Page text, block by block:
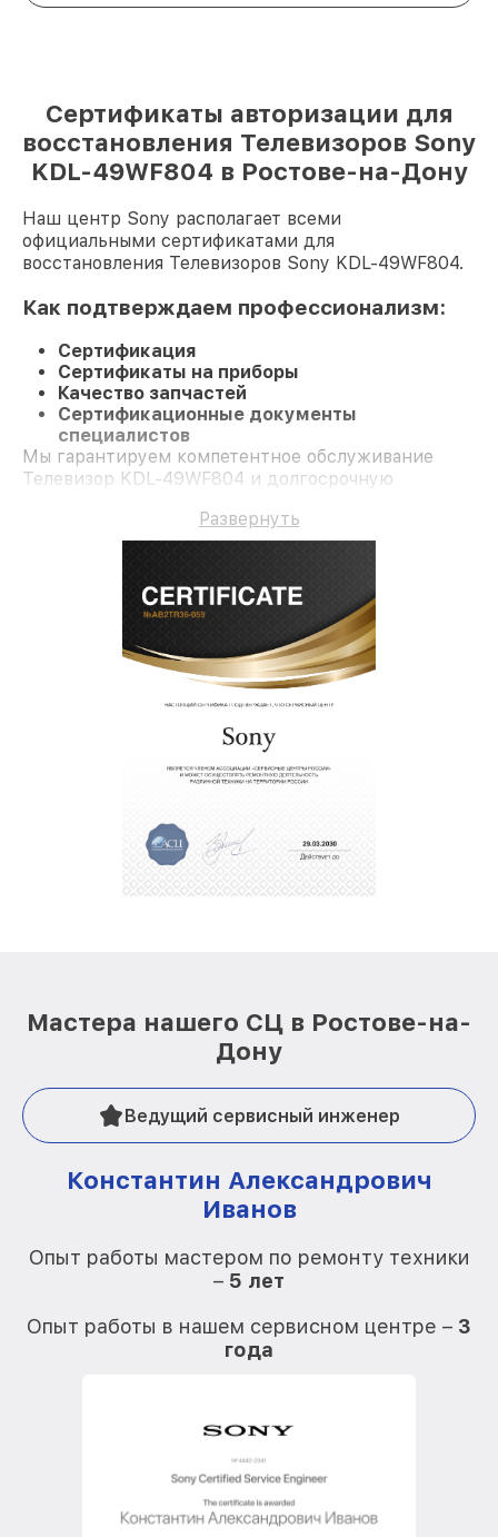
Сертификаты авторизации для
восстановления Телевизоров Sony
KDL-49WF804 в Ростове-на-Дону
Наш центр Sony располагает всеми
официальными сертификатами для
восстановления Телевизоров Sony KDL-49WF804.
Как подтверждаем профессионализм:
Сертификация
Сертификаты на приборы
Качество запчастей
Сертификационные документы
специалистов
Мы гарантируем компетентное обслуживание
Телевизор KDL-49WF804 и долгосрочную
Развернуть
Мастера нашего СЦ в Ростове-на-
Дону
Ведущий сервисный инженер
Константин Александрович
Иванов
Опыт работы мастером по ремонту техники
– 5 лет
Опыт работы в нашем сервисном центре – 3
года